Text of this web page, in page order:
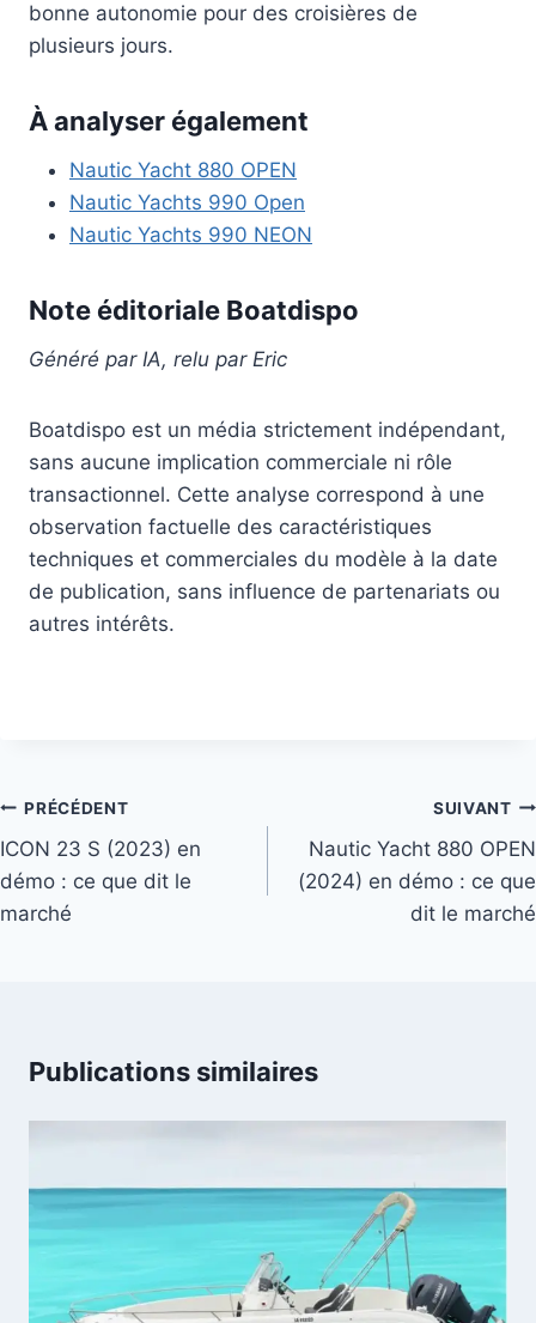
bonne autonomie pour des croisières de
plusieurs jours.
À analyser également
Nautic Yacht 880 OPEN
Nautic Yachts 990 Open
Nautic Yachts 990 NEON
Note éditoriale Boatdispo
Généré par IA, relu par Eric
Boatdispo est un média strictement indépendant,
sans aucune implication commerciale ni rôle
transactionnel. Cette analyse correspond à une
observation factuelle des caractéristiques
techniques et commerciales du modèle à la date
de publication, sans influence de partenariats ou
autres intérêts.
Navigation
de
l’article
PRÉCÉDENT
ICON 23 S (2023) en
démo : ce que dit le
marché
SUIVANT
Nautic Yacht 880 OPEN
(2024) en démo : ce que
dit le marché
Publications similaires